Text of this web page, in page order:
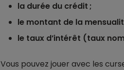
la durée du crédit ;
le montant de la
le taux d’intérêt (taux
Vous pouvez jouer avec les